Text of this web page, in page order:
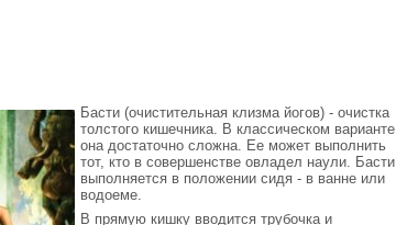
Басти (очистительная клизма йогов) - очистка
толстого кишечника. В классическом варианте
она достаточно сложна. Ее может выполнить
тот, кто в совершенстве овладел наули. Басти
выполняется в положении сидя - в ванне или
водоеме.
В прямую кишку вводится трубочка и